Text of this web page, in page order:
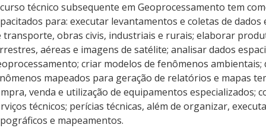
técnico subsequente em Geoprocessamento tem
para: executar levantamentos e coletas de
transporte, obras civis, industriais e rurais; elaborar
aéreas e imagens de satélite; analisar dados
criar modelos de fenômenos
mapeados para geração de relatórios e mapas
venda e utilização de equipamentos especializados;
técnicos; perícias técnicas, além de organizar,
e mapeamentos.